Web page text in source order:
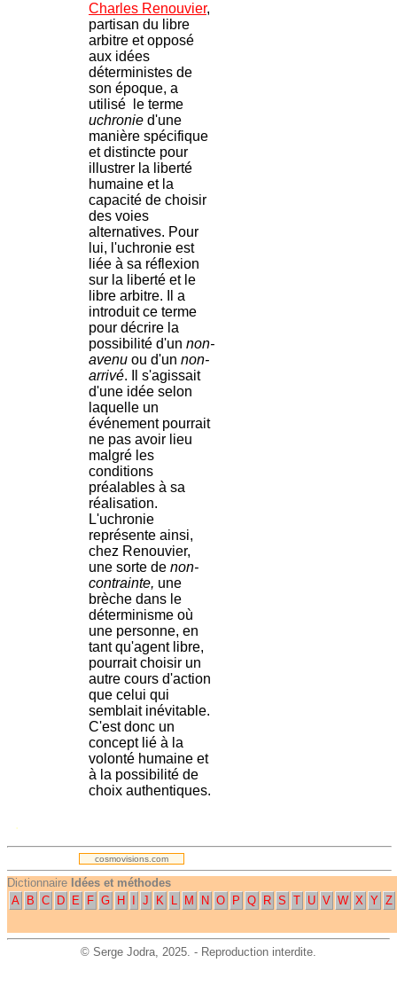
Charles Renouvier,
partisan du libre
arbitre et opposé
aux idées
déterministes de
son époque, a
utilisé le terme
uchronie d'une
manière spécifique
et distincte pour
illustrer la liberté
humaine et la
capacité de choisir
des voies
alternatives. Pour
lui, l'uchronie est
liée à sa réflexion
sur la liberté et le
libre arbitre. Il a
introduit ce terme
pour décrire la
possibilité d'un non-
avenu ou d'un non-
arrivé. Il s'agissait
d'une idée selon
laquelle un
événement pourrait
ne pas avoir lieu
malgré les
conditions
préalables à sa
réalisation.
L'uchronie
représente ainsi,
chez Renouvier,
une sorte de non-
contrainte, une
brèche dans le
déterminisme où
une personne, en
tant qu'agent libre,
pourrait choisir un
autre cours d'action
que celui qui
semblait inévitable.
C'est donc un
concept lié à la
volonté humaine et
à la possibilité de
choix authentiques.
.
cosmovisions.com
Dictionnaire Idées et méthodes
A
B C D E F G H J K L M N O P Q R S T U V W X Y Z
© Serge Jodra, 2025. - Reproduction interdite.